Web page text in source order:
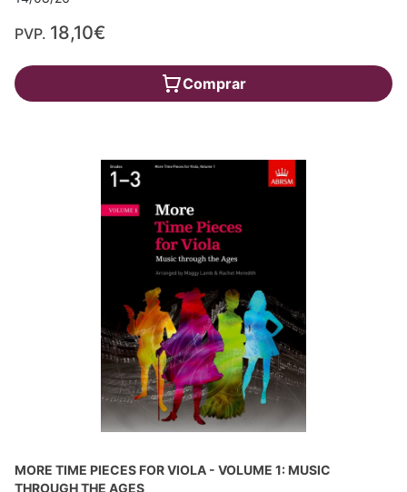
PVP. 18,10€
Comprar
MORE TIME PIECES FOR VIOLA - VOLUME 1: MUSIC
THROUGH THE AGES